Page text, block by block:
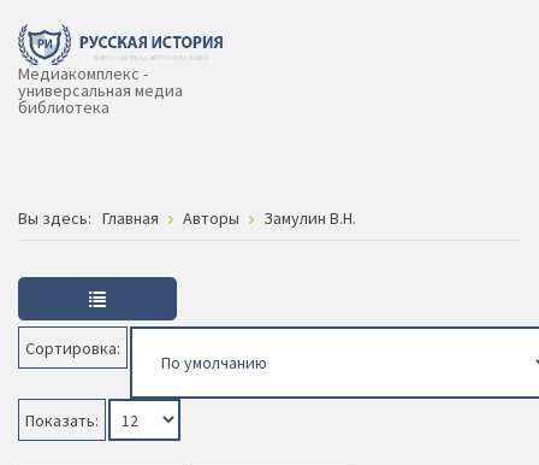
Медиакомплекс -
универсальная медиа
библиотека
Вы здесь: Главная Авторы Замулин В.Н.
Сортировка:
Показать: